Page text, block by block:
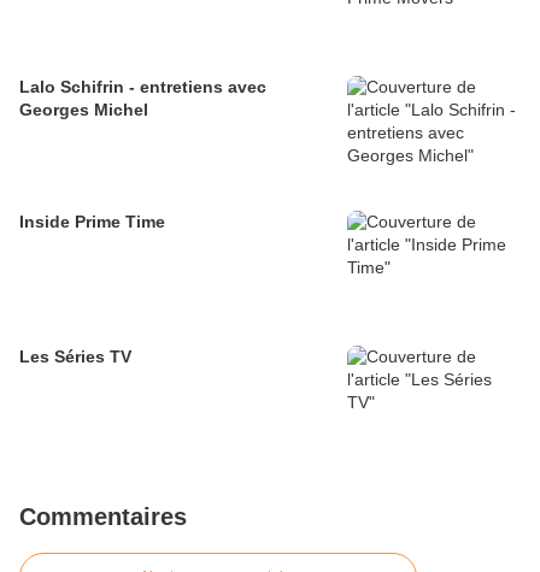
Lalo Schifrin - entretiens avec
Georges Michel
Inside Prime Time
Les Séries TV
Commentaires